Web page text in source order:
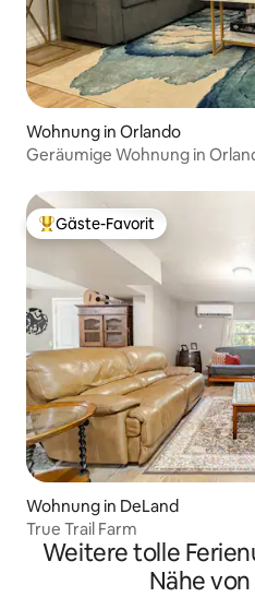
Wohnung in Orlando
Geräumige Wohnung in
Beliebter Gäste-Favorit.
Gäste-Favorit
Wohnung in DeLand
True Trail Farm
Weitere tolle
Nähe